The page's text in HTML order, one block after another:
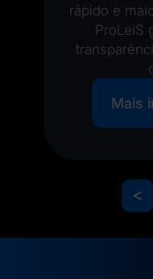
rápido e
ProLeiS
Mais
<